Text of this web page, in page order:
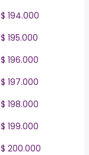
$ 194.000
$ 195.000
$ 196.000
$ 197.000
$ 198.000
$ 199.000
$ 200.000